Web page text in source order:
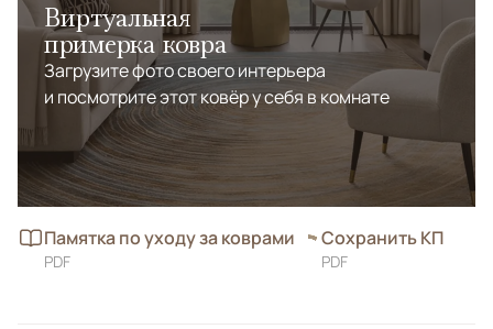
Виртуальная
примерка ковра
Загрузите фото своего интерьера
и посмотрите этот ковёр у себя в комнате
Памятка по уходу за коврами
PDF
Сохранить КП
PDF